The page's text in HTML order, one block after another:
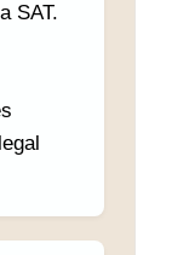
SAT.